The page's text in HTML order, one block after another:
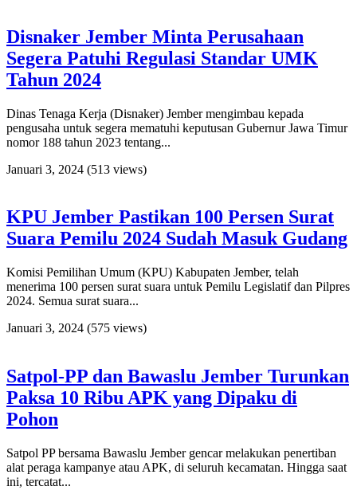
Disnaker Jember Minta Perusahaan
Segera Patuhi Regulasi Standar UMK
Tahun 2024
Dinas Tenaga Kerja (Disnaker) Jember mengimbau kepada
pengusaha untuk segera mematuhi keputusan Gubernur Jawa Timur
nomor 188 tahun 2023 tentang...
Januari 3, 2024 (513 views)
KPU Jember Pastikan 100 Persen Surat
Suara Pemilu 2024 Sudah Masuk Gudang
Komisi Pemilihan Umum (KPU) Kabupaten Jember, telah
menerima 100 persen surat suara untuk Pemilu Legislatif dan Pilpres
2024. Semua surat suara...
Januari 3, 2024 (575 views)
Satpol-PP dan Bawaslu Jember Turunkan
Paksa 10 Ribu APK yang Dipaku di
Pohon
Satpol PP bersama Bawaslu Jember gencar melakukan penertiban
alat peraga kampanye atau APK, di seluruh kecamatan. Hingga saat
ini, tercatat...